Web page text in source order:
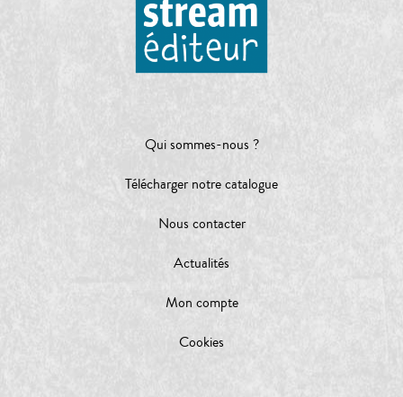
Qui sommes-nous ?
Télécharger notre catalogue
Nous contacter
Actualités
Mon compte
Cookies